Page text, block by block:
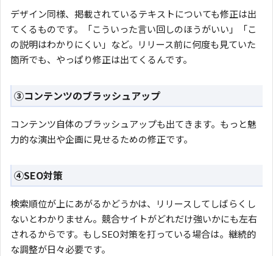
デザイン同様、掲載されているテキストについても修正は出
てくるものです。「こういった言い回しのほうがいい」「こ
の説明はわかりにくい」など。リリース前に何度も見ていた
箇所でも、やっぱり修正は出てくるんです。
③コンテンツのブラッシュアップ
コンテンツ自体のブラッシュアップも出てきます。もっと魅
力的な演出や企画に見せるための修正です。
④SEO対策
検索順位が上にあがるかどうかは、リリースしてしばらくし
ないとわかりません。競合サイトがどれだけ強いかにも左右
されるからです。もしSEO対策を打っている場合は。継続的
な調整が日々必要です。